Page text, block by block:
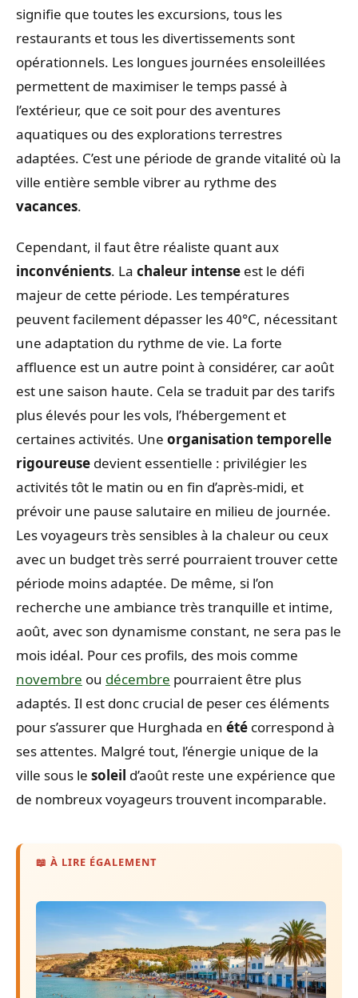
signifie que toutes les excursions, tous les
restaurants et tous les divertissements sont
opérationnels. Les longues journées ensoleillées
permettent de maximiser le temps passé à
l’extérieur, que ce soit pour des aventures
aquatiques ou des explorations terrestres
adaptées. C’est une période de grande vitalité où la
ville entière semble vibrer au rythme des
vacances.
Cependant, il faut être réaliste quant aux
inconvénients. La chaleur intense est le défi
majeur de cette période. Les températures
peuvent facilement dépasser les 40°C, nécessitant
une adaptation du rythme de vie. La forte
affluence est un autre point à considérer, car août
est une saison haute. Cela se traduit par des tarifs
plus élevés pour les vols, l’hébergement et
certaines activités. Une organisation temporelle
rigoureuse devient essentielle : privilégier les
activités tôt le matin ou en fin d’après-midi, et
prévoir une pause salutaire en milieu de journée.
Les voyageurs très sensibles à la chaleur ou ceux
avec un budget très serré pourraient trouver cette
période moins adaptée. De même, si l’on
recherche une ambiance très tranquille et intime,
août, avec son dynamisme constant, ne sera pas le
mois idéal. Pour ces profils, des mois comme
novembre ou décembre pourraient être plus
adaptés. Il est donc crucial de peser ces éléments
pour s’assurer que Hurghada en été correspond à
ses attentes. Malgré tout, l’énergie unique de la
ville sous le soleil d’août reste une expérience que
de nombreux voyageurs trouvent incomparable.
📖 À LIRE ÉGALEMENT